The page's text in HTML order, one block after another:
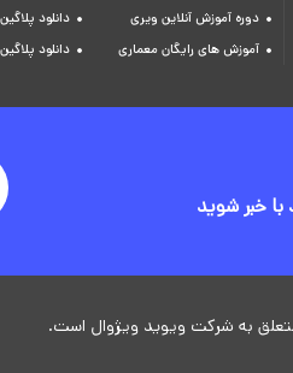
دوره آموزش آنلاین ویری
آموزش های رایگان معماری
دانلود
دانلود
خبر شوید
به شرکت ویوید ویژوال است.